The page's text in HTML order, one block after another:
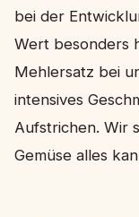
bei der
Wert besonders
Mehlersatz bei
intensives
Aufstrichen. Wir
Gemüse alles